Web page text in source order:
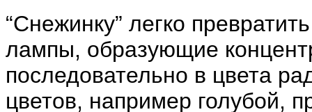
“Снежинку” легко
лампы, образующие
последовательно в цвета
цветов, например голубой,